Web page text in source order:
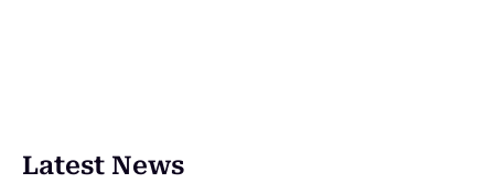
Latest News